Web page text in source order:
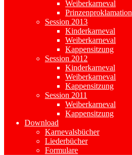
Weiberkarneval
Prinzenproklamation
Session 2013
Kinderkarneval
Weiberkarneval
Kappensitzung
Session 2012
Kinderkarneval
Weiberkarneval
Kappensitzung
Session 2011
Weiberkarneval
Kappensitzung
Download
Karnevalsbücher
Liederbücher
Formulare